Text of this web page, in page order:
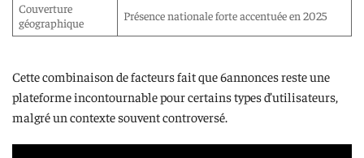
Couverture
géographique
Présence nationale forte accentuée en 2025
Cette combinaison de facteurs fait que 6annonces reste une
plateforme incontournable pour certains types d’utilisateurs,
malgré un contexte souvent controversé.